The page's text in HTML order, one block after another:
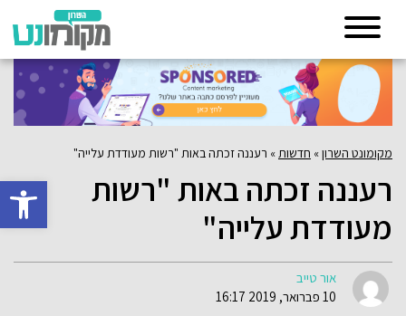
פתח
מקומונט השרון» חדשות » רעננה זכתה באות "רשות מעודדת עלייה"
רעננה זכתה באות "רשות
מעודדת עלייה"
אור טייב
10 פברואר, 2019 16:17